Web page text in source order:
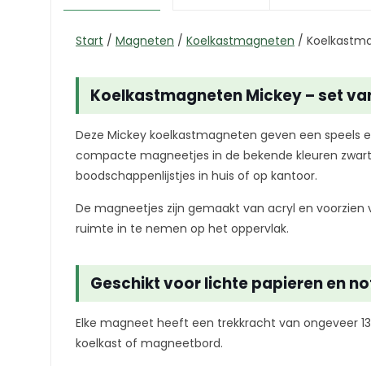
Start / Magneten / Koelkastmagneten /
Koelkastmagneten Mickey – set
Deze Mickey koelkastmagneten geven een
compacte magneetjes in de bekende kleuren
boodschappenlijstjes in huis of op kantoor.
De magneetjes zijn gemaakt van acryl en
ruimte in te nemen op het oppervlak.
Geschikt voor lichte papieren en
Elke magneet heeft een trekkracht van ongeveer
koelkast of magneetbord.